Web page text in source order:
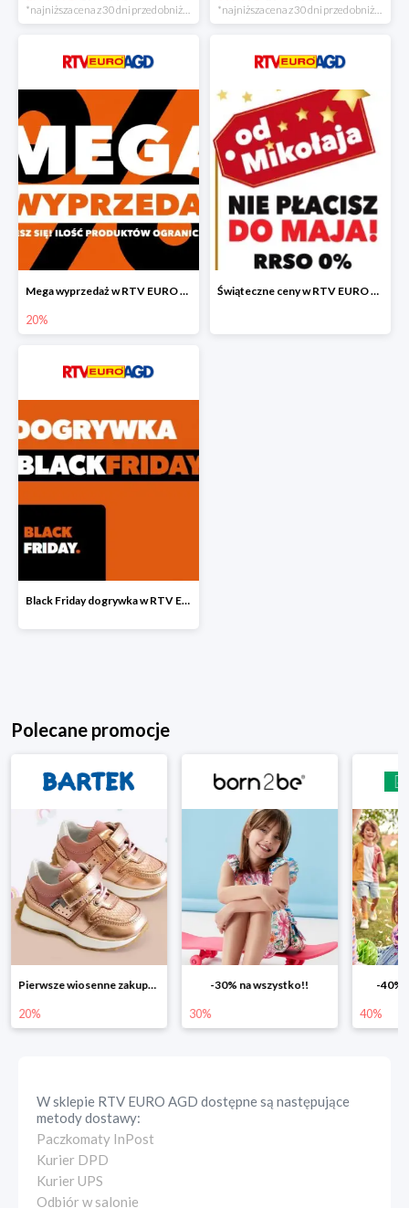
*najniższa cena z 30 dni przed obniżką *najniższa cena z 30 dni przed obniżką
Mega wyprzedaż w RTV EURO AGD
20%
Świąteczne ceny w RTV EURO AGD
Black Friday dogrywka w RTV EURO AGD
Polecane promocje
-30% na wszystko!!
30%
-40% na drugą sztukę
40% 25%
W sklepie RTV EURO AGD dostępne są następujące
metody dostawy:
Paczkomaty InPost
Kurier DPD
Kurier UPS
Odbiór w salonie